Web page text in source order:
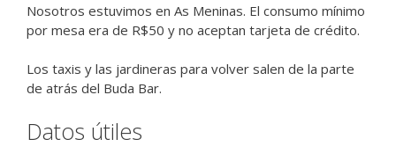
Nosotros estuvimos en As Meninas. El consumo mínimo
por mesa era de R$50 y no aceptan tarjeta de crédito.
Los taxis y las jardineras para volver salen de la parte
de atrás del Buda Bar.
Datos útiles